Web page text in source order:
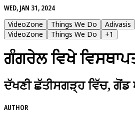
WED, JAN 31, 2024
VideoZone
Things We Do
Adivasis
VideoZone
Things We Do +1
ਗੰਗਰੇਲ ਵਿਖੇ
ਦੱਖਣੀ ਛੱਤੀਸਗੜ੍ਹ ਵਿੱਚ,
AUTHOR